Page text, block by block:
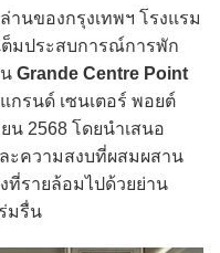
ของกรุงเทพฯ โรงแรม
ต็มประสบการณ์การพัก
Grande Centre Point
กรนด์ เซนเตอร์ พอยต์
น 2568 โดยนำเสนอ
ะความสงบที่ผสมผสาน
ที่รายล้อมไปด้วยย่าน
มรื่น